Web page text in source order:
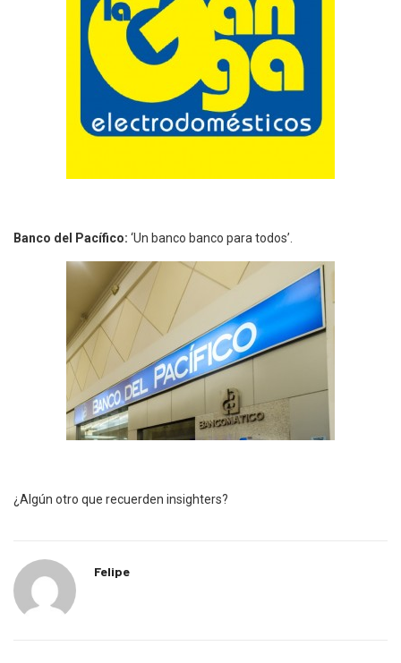
Banco del Pacífico: ‘Un banco banco para todos’.
¿Algún otro que recuerden insighters?
Felipe